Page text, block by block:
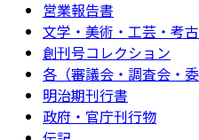
営業報告書
文学・美術・工芸・考
創刊号コレクション
各（審議会・調査会・
明治期刊行書
政府・官庁刊行物